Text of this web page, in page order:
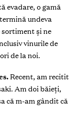
evadare, o gamă
undeva
și ne
vinurile de
de la noi.
Recent, am recitit
Am doi băieți,
că m-am gândit că